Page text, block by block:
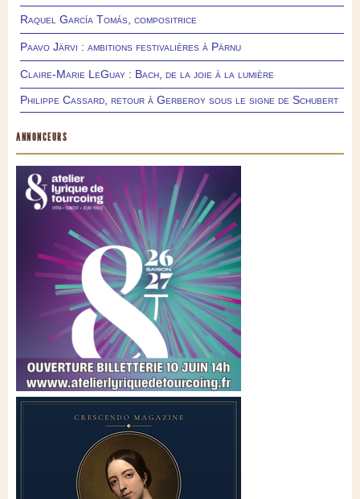
Raquel García Tomás, compositrice
Paavo Järvi : ambitions festivalières à Pärnu
Claire-Marie LeGuay : Bach, de la joie à la lumière
Philippe Cassard, retour à Gerberoy sous le signe de Schubert
ANNONCEURS